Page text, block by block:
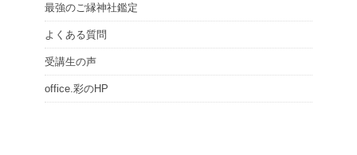
最強のご縁神社鑑定
よくある質問
受講生の声
office.彩のHP